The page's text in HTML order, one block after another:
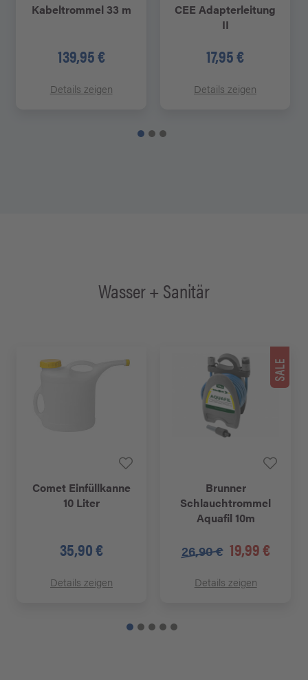
Kabeltrommel 33 m
139,95 €
Details zeigen
CEE Adapterleitung
II
17,95 €
Details zeigen
Wasser + Sanitär
Comet Einfüllkanne
10 Liter
35,90 €
Details zeigen
Brunner
Schlauchtrommel
Aquafil 10m
26,90 € 19,99 €
Details zeigen